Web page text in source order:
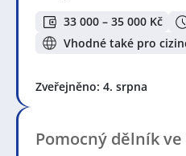
33 000 – 35 000 Kč
Vhodné také pro
Zveřejněno: 4. srpna
Pomocný dělník